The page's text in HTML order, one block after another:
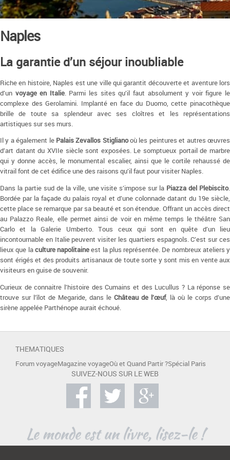
Naples
La garantie d’un séjour inoubliable
Riche en histoire, Naples est une ville qui garantit découverte et aventure lors
d’un voyage en Italie. Parmi les sites qu’il faut absolument y voir figure le
complexe des Gerolamini. Implanté en face du Duomo, cette pinacothèque
brille de toute sa splendeur avec ses cloîtres et les représentations
artistiques sur ses murs.
Il y a également lePalais Zevallos Stiglianooù les peintures et autres œuvres
d’art datant du XVIIe siècle sont exposées. Le somptueux portail de marbre
qui y donne accès, le monumental escalier, ainsi que le cortile rehaussé de
vitrail font de cet édifice une des raisons qu’il faut pour visiter Naples.
Dans la partie sud de la ville, une visite s’impose sur la Piazza del Plebiscito.
Bordée par la façade du palais royal et d’une colonnade datant du 19e siècle,
cette place se remarque par sa beauté et son étendue. Offrant un accès direct
au Palazzo Reale, elle permet ainsi de voir en même temps le théâtre San
Carlo et la Galerie Umberto. Tous ceux qui sont en quête d’un lieu
incontournable en Italie peuvent visiter les quartiers espagnols. C’est sur ces
lieux que laculture napolitaineest la plus représentée. De nombreux ateliers y
sont érigés et des produits artisanaux de toute sorte y sont mis en vente aux
visiteurs en guise de souvenir.
Curieux de connaitre l’histoire des Cumains et des Lucullus ? La réponse se
trouve sur l’îlot de Megaride, dans le Château de l’œuf, là où le corps d’une
sirène appelée Parthénope aurait échoué.
THEMATIQUES
Forum voyageMagazine voyageOù et Quand Partir ?Spécial Paris
SUIVEZ-NOUS SUR LE WEB